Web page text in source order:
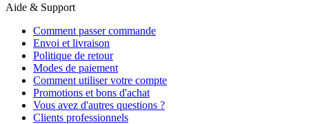
Aide & Support
Comment passer commande
Envoi et livraison
Politique de retour
Modes de paiement
Comment utiliser votre compte
Promotions et bons d'achat
Vous avez d'autres questions ?
Clients professionnels